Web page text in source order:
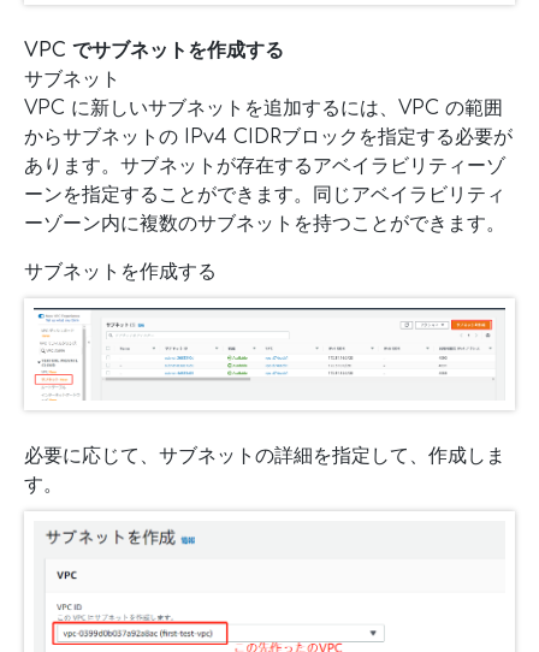
VPC でサブネットを作成する
サブネット
VPC に新しいサブネットを追加するには、VPC の範囲
からサブネットの IPv4 CIDRブロックを指定する必要が
あります。サブネットが存在するアベイラビリティーゾ
ーンを指定することができます。同じアベイラビリティ
ーゾーン内に複数のサブネットを持つことができます。
サブネットを作成する
必要に応じて、サブネットの詳細を指定して、作成しま
す。